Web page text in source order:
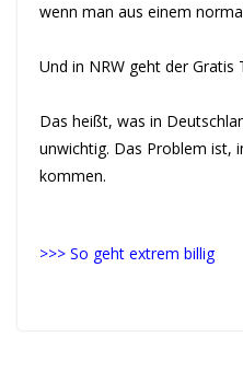
wenn man aus einem
Und in NRW geht der Gratis
Das heißt, was in
unwichtig. Das Problem ist,
kommen.
>>> So geht extrem billig